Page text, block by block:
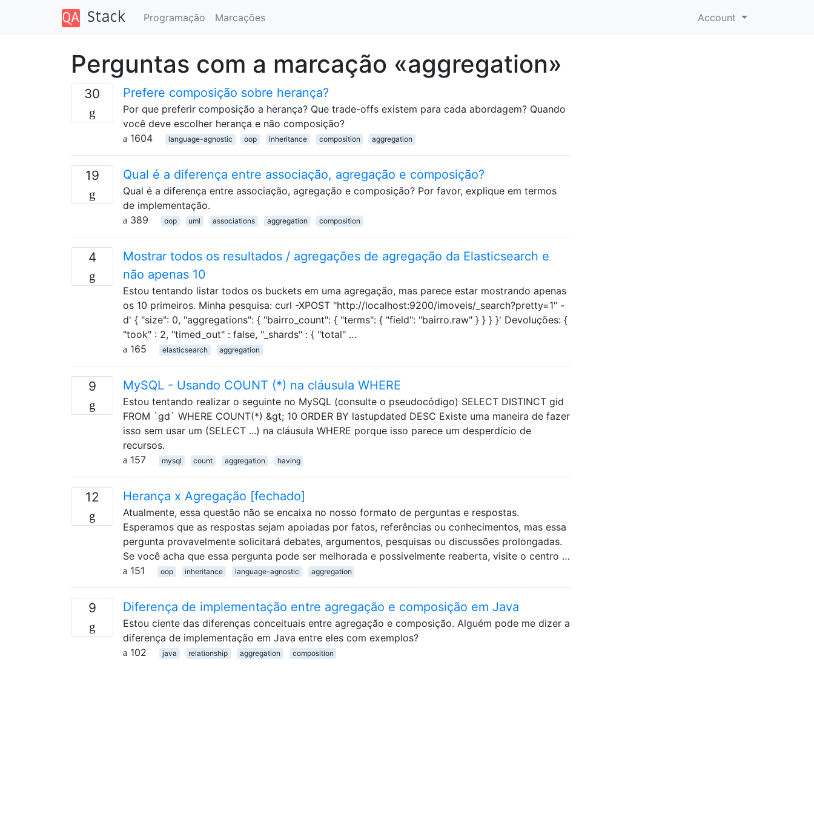
Programação Marcações Account
Perguntas com a marcação «aggregation»
30 Prefere composição sobre herança?
Por que preferir composição a herança? Que trade-offs existem para cada abordagem? Quando
você deve escolher herança e não composição?
1604
language-agnostic oop inheritance composition aggregation
19 Qual é a diferença entre associação, agregação e composição?
Qual é a diferença entre associação, agregação e composição? Por favor, explique em termos
de implementação.
389
oop uml associations aggregation composition
4
Mostrar todos os resultados / agregações de agregação da Elasticsearch e
não apenas 10
Estou tentando listar todos os buckets em uma agregação, mas parece estar mostrando apenas
os 10 primeiros. Minha pesquisa: curl -XPOST "http://localhost:9200/imoveis/_search?pretty=1" -
d' { "size": 0, "aggregations": { "bairro_count": { "terms": { "field": "bairro.raw" } } } }' Devoluções: {
"took" : 2, "timed_out" : false, "_shards" : { "total" …
165
elasticsearch aggregation
9 MySQL - Usando COUNT (*) na cláusula WHERE
Estou tentando realizar o seguinte no MySQL (consulte o pseudocódigo) SELECT DISTINCT gid
FROM `gd` WHERE COUNT(*) &gt; 10 ORDER BY lastupdated DESC Existe uma maneira de fazer
isso sem usar um (SELECT ...) na cláusula WHERE porque isso parece um desperdício de
recursos.
157
mysql count aggregation having
12 Herança x Agregação [fechado]
Atualmente, essa questão não se encaixa no nosso formato de perguntas e respostas.
Esperamos que as respostas sejam apoiadas por fatos, referências ou conhecimentos, mas essa
pergunta provavelmente solicitará debates, argumentos, pesquisas ou discussões prolongadas.
Se você acha que essa pergunta pode ser melhorada e possivelmente reaberta, visite o centro …
151
oop inheritance language-agnostic aggregation
9 Diferença de implementação entre agregação e composição em Java
Estou ciente das diferenças conceituais entre agregação e composição. Alguém pode me dizer a
diferença de implementação em Java entre eles com exemplos?
102
java relationship aggregation composition